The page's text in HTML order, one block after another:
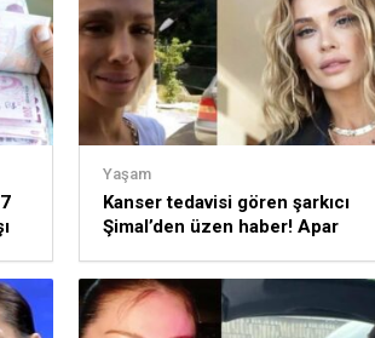
Yaşam
Kanser tedavisi gören şarkıcı
Şimal’den üzen haber! Apar